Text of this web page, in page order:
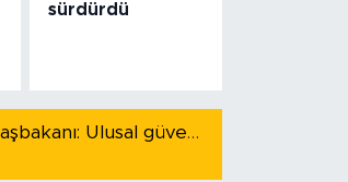
sürdürdü
İtalya Başbakanı: Ulusal güvenliği korumak için İspanya ile Schengen kapsamındaki serbest dolaşımı askıya alıyoruz